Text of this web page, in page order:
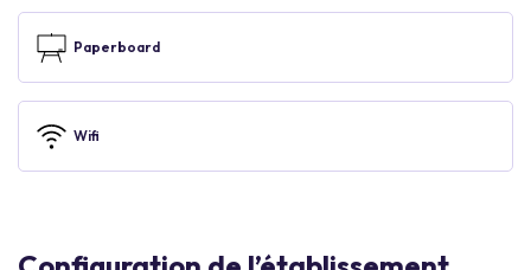
Paperboard
Wifi